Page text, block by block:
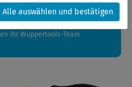
diesem Zeitraum werden ab dem
verschickt.
Ihr Wuppertools-Team
Alle auswählen und bestätigen